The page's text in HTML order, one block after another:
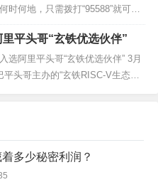
宁波、成都、乌鲁木齐，...
时何地，只需拨打“95588”就可通
松享受到银行一系列方便、快
小时的全天候金融服务。 95588收
银行端不收费，对于服务...
平头哥“玄铁优选伙伴”
选阿里平头哥“玄铁优选伙伴” 3月
平头哥主办的“玄铁RISC-V生态大
多少秘密利润？